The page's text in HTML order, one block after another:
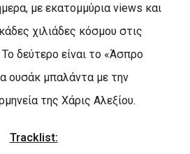
με εκατομμύρια views και
χιλιάδες κόσμου στις
δεύτερο είναι το «Άσπρο
ουσάκ μπαλάντα με την
της Χάρις Αλεξίου.
Tracklist: